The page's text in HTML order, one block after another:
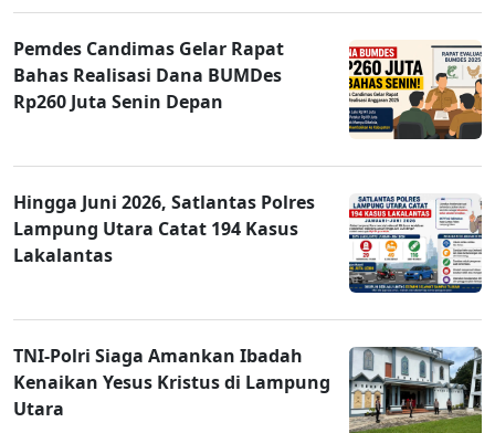
Pemdes Candimas Gelar Rapat
Bahas Realisasi Dana BUMDes
Rp260 Juta Senin Depan
Hingga Juni 2026, Satlantas Polres
Lampung Utara Catat 194 Kasus
Lakalantas
TNI-Polri Siaga Amankan Ibadah
Kenaikan Yesus Kristus di Lampung
Utara